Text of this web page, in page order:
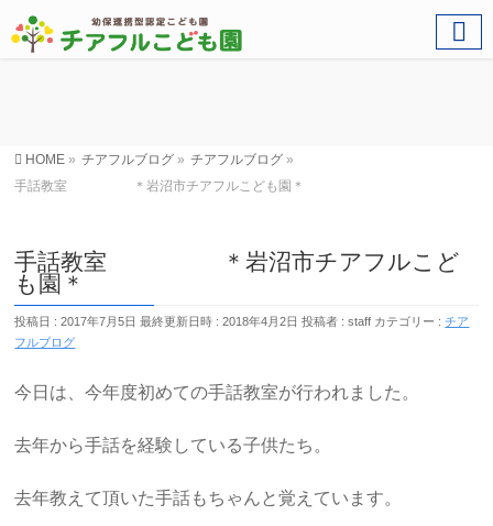
HOME » チアフルブログ » チアフルブログ »
手話教室 ＊岩沼市チアフルこども園＊
手話教室 ＊岩沼市チアフルこど
も園＊
投稿日 : 2017年7月5日 最終更新日時 : 2018年4月2日 投稿者 :staff カテゴリー :チア
フルブログ
今日は、今年度初めての手話教室が行われました。
去年から手話を経験している子供たち。
去年教えて頂いた手話もちゃんと覚えています。